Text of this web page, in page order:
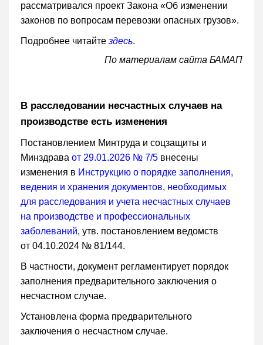
рассматривался проект Закона «Об изменении
законов по вопросам перевозки опасных грузов».
Подробнее читайте здесь.
По материалам сайта БАМАП
В расследовании несчастных случаев на
производстве есть изменения
Постановлением Минтруда и соцзащиты и
Минздрава от 29.01.2026 № 7/5 внесены
изменения в Инструкцию о порядке заполнения,
ведения и хранения документов, необходимых
для расследования и учета несчастных случаев
на производстве и профессиональных
заболеваний, утв. постановлением ведомств
от 04.10.2024 № 81/144.
В частности, документ регламентирует порядок
заполнения предварительного заключения о
несчастном случае.
Установлена форма предварительного
заключения о несчастном случае.